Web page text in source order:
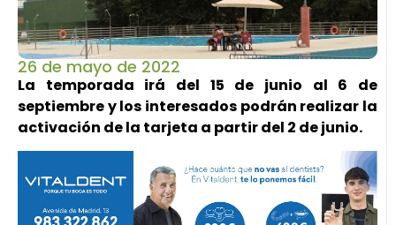
26 de mayo de 2022
La temporada irá del 15 de junio al 6 de
septiembre y los interesados podrán realizar la
activación de la tarjeta a partir del 2 de junio.